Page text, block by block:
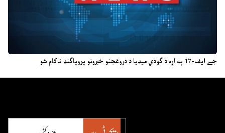
جے ایف-17 په اړه د ګودي میډیا د دروغجنو خبرونو پروپاګنډ ناکام شو